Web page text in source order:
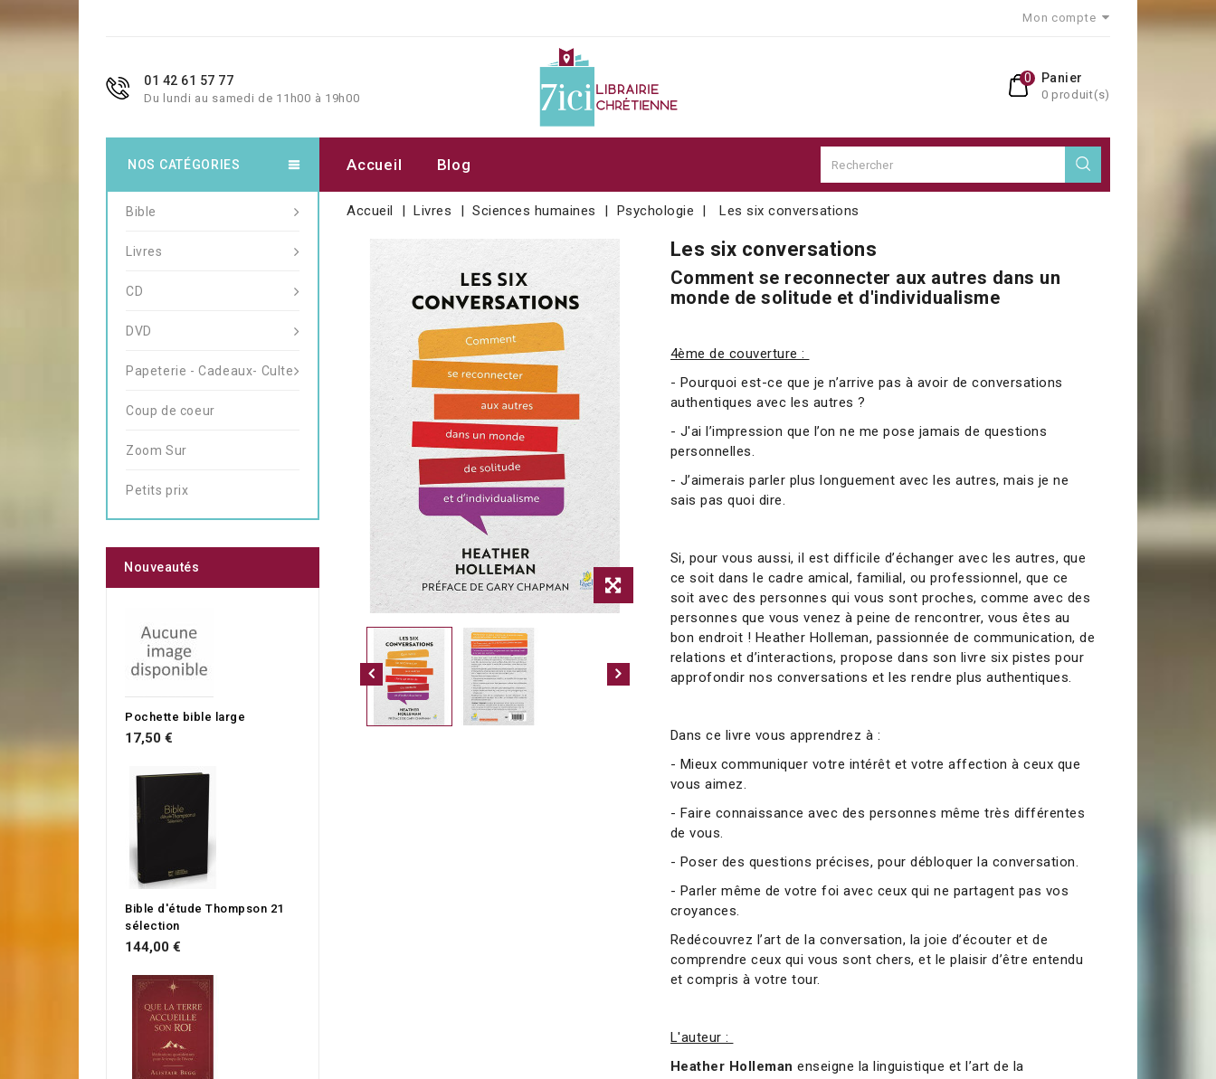
Mon compte
01 42 61 57 77
Du lundi au samedi de 11h00 à 19h00
Panier
0 produit(s)
0
Accueil Blog
Accueil Livres Sciences humaines Psychologie Les six conversations
Les six conversations
Comment se reconnecter aux autres dans un
monde de solitude et d'individualisme
4ème de couverture :
- Pourquoi est-ce que je n’arrive pas à avoir de conversations
authentiques avec les autres ?
- J'ai l’impression que l’on ne me pose jamais de questions
personnelles.
- J’aimerais parler plus longuement avec les autres, mais je ne
sais pas quoi dire.
Si, pour vous aussi, il est difficile d’échanger avec les autres, que
ce soit dans le cadre amical, familial, ou professionnel, que ce
soit avec des personnes qui vous sont proches, comme avec des
personnes que vous venez à peine de rencontrer, vous êtes au
bon endroit ! Heather Holleman, passionnée de communication, de
relations et d’interactions, propose dans son livre six pistes pour
approfondir nos conversations et les rendre plus authentiques.
Dans ce livre vous apprendrez à :
- Mieux communiquer votre intérêt et votre affection à ceux que
vous aimez.
- Faire connaissance avec des personnes même très différentes
de vous.
- Poser des questions précises, pour débloquer la conversation.
- Parler même de votre foi avec ceux qui ne partagent pas vos
croyances.
Redécouvrez l’art de la conversation, la joie d’écouter et de
comprendre ceux qui vous sont chers, et le plaisir d’être entendu
et compris à votre tour.
L'auteur :
Heather Holleman enseigne la linguistique et l’art de la
NOS CATÉGORIES
Bible
Livres
CD
DVD
Papeterie - Cadeaux- Culte
Coup de coeur
Zoom Sur
Petits prix
Nouveautés
Pochette bible large
17,50 €
Bible d'étude Thompson 21
sélection
144,00 €